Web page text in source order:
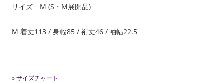
サイズ M (S・M展開品)
M 着丈113 / 身幅85 / 裄丈46 / 袖幅22.5
»サイズチャート